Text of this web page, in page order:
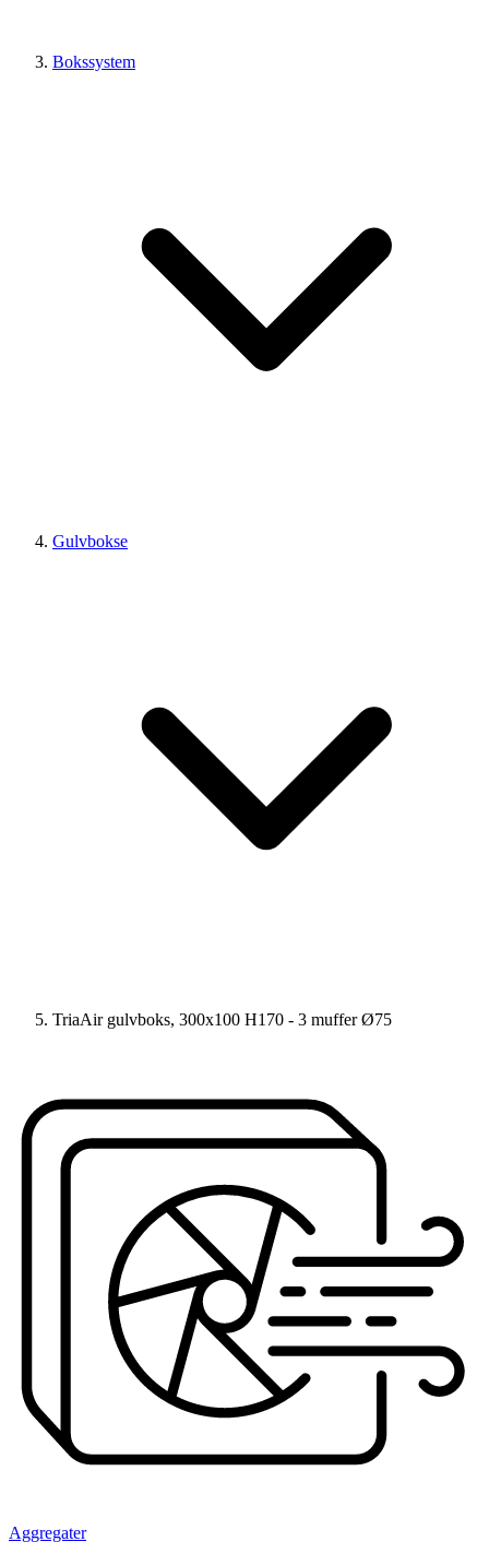
Bokssystem
Gulvbokse
TriaAir gulvboks, 300x100 H170 - 3 muffer Ø75
Aggregater